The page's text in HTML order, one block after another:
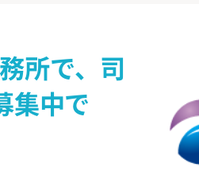
所で、司
集中で